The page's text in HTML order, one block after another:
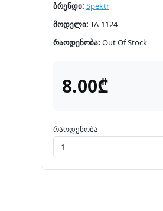
ბრენდი: Spektr
მოდელი: TA-1124
რაოდენობა: Out Of Stock
8.00₾
რაოდენობა